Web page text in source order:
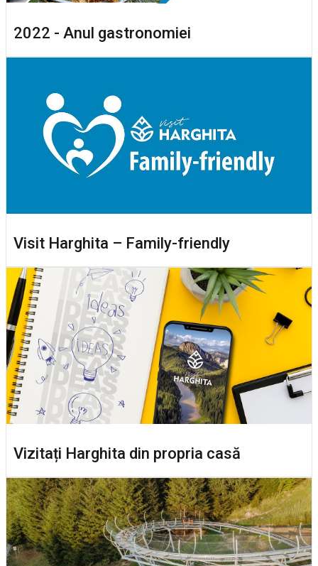
2022 - Anul gastronomiei
Visit Harghita – Family-friendly
Vizitați Harghita din propria casă